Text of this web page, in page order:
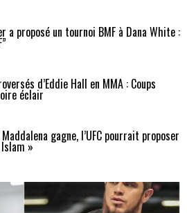
a proposé un tournoi BMF à Dana White :
d’Eddie Hall en MMA : Coups
éclair
gagne, l’UFC pourrait proposer
»